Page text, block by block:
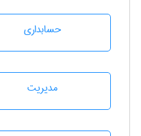
حسابداری
مديريت